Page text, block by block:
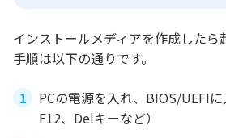
インストールメディアを作成したら
手順は以下の通りです。
PCの電源を入れ、BIOS/UEFIに
F12、Delキーなど）